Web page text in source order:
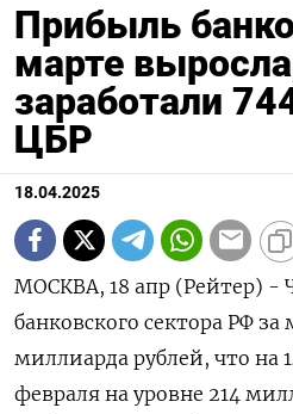
Прибыль
марте
заработали
ЦБР
18.04.2025
МОСКВА, 18 апр (Рейтер) -
банковского сектора РФ за
миллиарда рублей, что на
февраля на уровне 214